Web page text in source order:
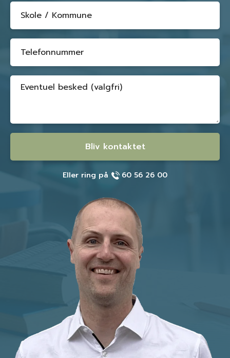
Bliv kontaktet
Eller ring på 60 56 26 00